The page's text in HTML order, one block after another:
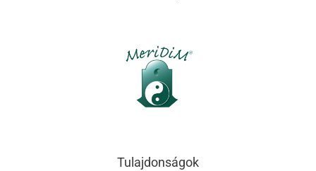
Tulajdonságok